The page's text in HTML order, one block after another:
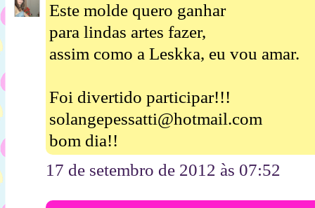
Este molde quero ganhar
para lindas artes fazer,
assim como a Leskka, eu vou amar.
Foi divertido participar!!!
solangepessatti@hotmail.com
bom dia!!
17 de setembro de 2012 às 07:52